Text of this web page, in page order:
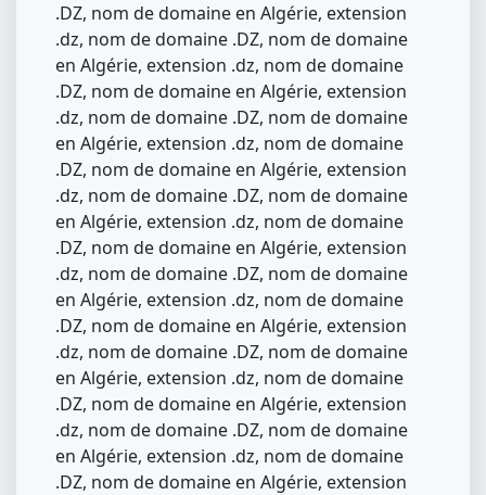
.DZ, nom de domaine en Algérie, extension
.dz, nom de domaine .DZ, nom de domaine
en Algérie, extension .dz, nom de domaine
.DZ, nom de domaine en Algérie, extension
.dz, nom de domaine .DZ, nom de domaine
en Algérie, extension .dz, nom de domaine
.DZ, nom de domaine en Algérie, extension
.dz, nom de domaine .DZ, nom de domaine
en Algérie, extension .dz, nom de domaine
.DZ, nom de domaine en Algérie, extension
.dz, nom de domaine .DZ, nom de domaine
en Algérie, extension .dz, nom de domaine
.DZ, nom de domaine en Algérie, extension
.dz, nom de domaine .DZ, nom de domaine
en Algérie, extension .dz, nom de domaine
.DZ, nom de domaine en Algérie, extension
.dz, nom de domaine .DZ, nom de domaine
en Algérie, extension .dz, nom de domaine
.DZ, nom de domaine en Algérie, extension